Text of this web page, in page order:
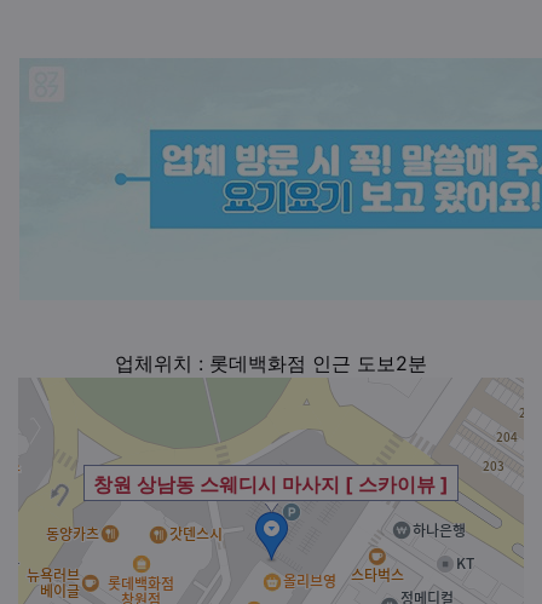
업체위치 : 롯데백화점 인근 도보2분
창원 상남동 스웨디시 마사지 [ 스카이뷰 ]